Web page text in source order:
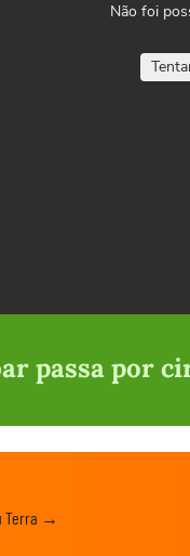
Não foi
passa por
Terra →